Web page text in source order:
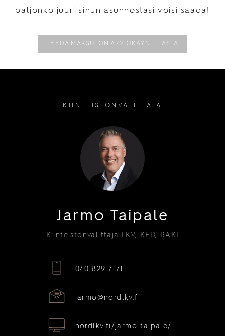
paljonko juuri sinun asunnostasi voisi saada!
PYYDÄ MAKSUTON ARVIOKÄYNTI TÄSTÄ
KIINTEISTÖNVÄLITTÄJÄ
Jarmo Taipale
Kiinteistönvälittäjä LKV, KED, RAKI
040 829 7171
jarmo@nordlkv.fi
nordlkv.fi/jarmo-taipale/